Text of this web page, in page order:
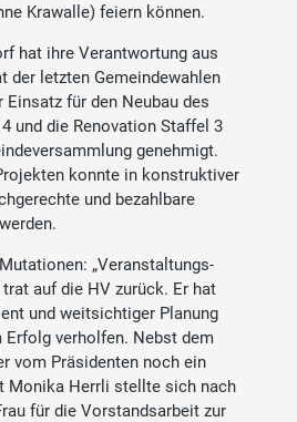
Krawalle) feiern können.
hat ihre Verantwortung aus
der letzten Gemeindewahlen
Einsatz für den Neubau des
und die Renovation Staffel 3
genehmigt.
konnte in konstruktiver
und bezahlbare
„Veranstaltungs-
auf die HV zurück. Er hat
und weitsichtiger Planung
Erfolg verholfen. Nebst dem
vom Präsidenten noch ein
Monika Herrli stellte sich nach
für die Vorstandsarbeit zur